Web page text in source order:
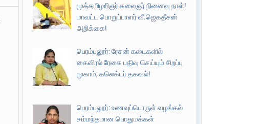
முத்தமிழறிஞர் கலைஞர் நினைவு நாள்!
மாவட்ட பொறுப்பாளர் வீ.ஜெகதீசன்
அறிக்கை!
பெரம்பலூர்: ரேசன் கடைகளில்
கைவிரல் ரேகை பதிவு செய்யும் சிறப்பு
முகாம்; கலெக்டர் தகவல்!
பெரம்பலூர்: உணவுப்பொருள் வழங்கல்
சம்மந்தமான பொதுமக்கள்